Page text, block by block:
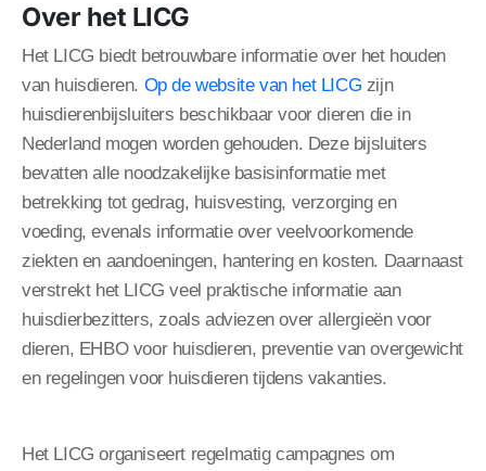
Over het LICG
Het LICG biedt betrouwbare informatie over het houden
van huisdieren. Op de website van het LICG zijn
huisdierenbijsluiters beschikbaar voor dieren die in
Nederland mogen worden gehouden. Deze bijsluiters
bevatten alle noodzakelijke basisinformatie met
betrekking tot gedrag, huisvesting, verzorging en
voeding, evenals informatie over veelvoorkomende
ziekten en aandoeningen, hantering en kosten. Daarnaast
verstrekt het LICG veel praktische informatie aan
huisdierbezitters, zoals adviezen over allergieën voor
dieren, EHBO voor huisdieren, preventie van overgewicht
en regelingen voor huisdieren tijdens vakanties.
Het LICG organiseert regelmatig campagnes om